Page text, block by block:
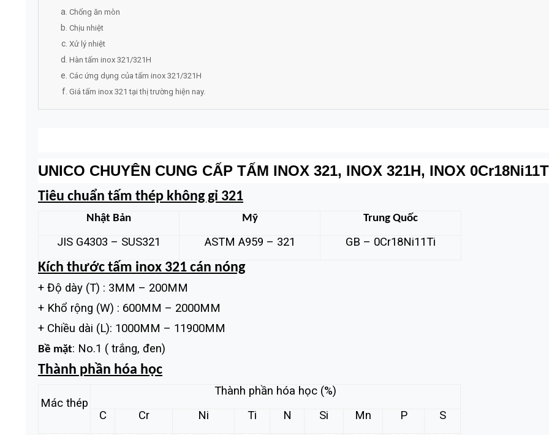
Chống ăn mòn
Chịu nhiệt
Xử lý nhiệt
Hàn tấm inox 321/321H
Các ứng dụng của tấm inox 321/321H
Giá tấm inox 321 tại thị trường hiện nay.
UNICO CHUYÊN CUNG CẤP TẤM INOX 321, INOX 321H, INOX
Tiêu chuẩn tấm thép không gỉ 321
Nhật Bản Mỹ Trung Quốc
JIS G4303 – SUS321 ASTM A959 – 321 GB – 0Cr18Ni11Ti
Kích thước tấm inox 321 cán nóng
+ Độ dày (T) : 3MM – 200MM
+ Khổ rộng (W) : 600MM – 2000MM
+ Chiều dài (L): 1000MM – 11900MM
Bề mặt: No.1 ( trắng, đen)
Thành phần hóa học
Mác thép
Thành phần hóa học (%)
C
Cr Ni Ti N Si Mn P
S